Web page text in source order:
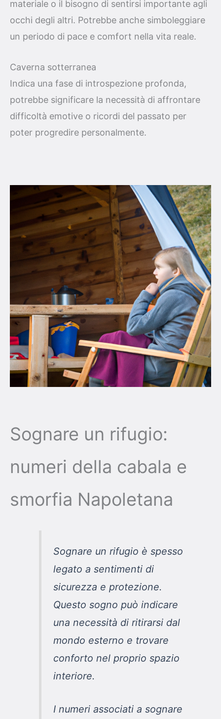
materiale o il bisogno di sentirsi importante agli
occhi degli altri. Potrebbe anche simboleggiare
un periodo di pace e comfort nella vita reale.
Caverna sotterranea
Indica una fase di introspezione profonda,
potrebbe significare la necessità di affrontare
difficoltà emotive o ricordi del passato per
poter progredire personalmente.
Sognare un rifugio:
numeri della cabala e
smorfia Napoletana
Sognare un rifugio è spesso
legato a sentimenti di
sicurezza e protezione.
Questo sogno può indicare
una necessità di ritirarsi dal
mondo esterno e trovare
conforto nel proprio spazio
interiore.
I numeri associati a sognare